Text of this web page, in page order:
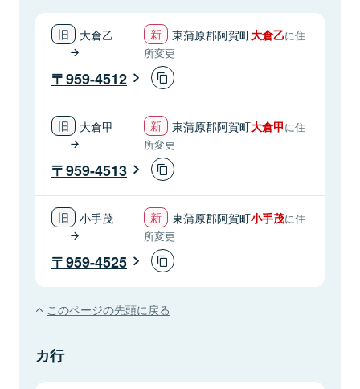
大倉乙 東蒲原郡阿賀町大倉乙に住
所変更
959-4512
大倉甲 東蒲原郡阿賀町大倉甲に住
所変更
959-4513
小手茂 東蒲原郡阿賀町小手茂に住
所変更
959-4525
このページの先頭に戻る
カ行